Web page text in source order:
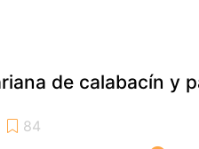
de calabacín y